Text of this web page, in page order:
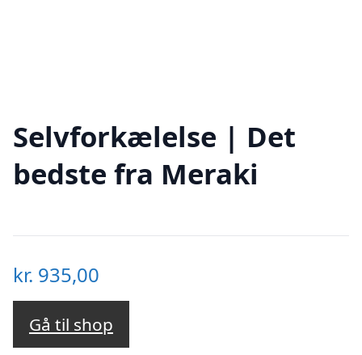
Selvforkælelse | Det
bedste fra Meraki
kr. 935,00
Gå til shop